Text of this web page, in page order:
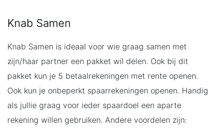
Knab Samen
Knab Samen is ideaal voor wie graag samen met
zijn/haar partner een pakket wil delen. Ook bij dit
pakket kun je 5 betaalrekeningen met rente openen.
Ook kun je onbeperkt spaarrekeningen openen. Handig
als jullie graag voor ieder spaardoel een aparte
rekening willen gebruiken. Andere voordelen zijn: